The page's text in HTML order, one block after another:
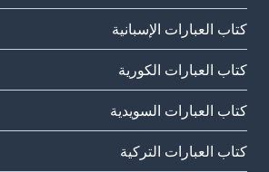
كتاب العبارات الإسبانية
كتاب العبارات الكورية
كتاب العبارات السويدية
كتاب العبارات التركية